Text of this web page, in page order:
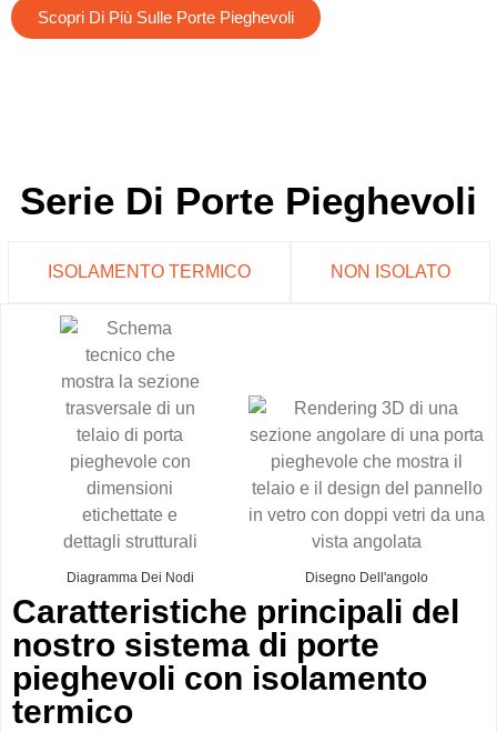
Scopri Di Più Sulle Porte Pieghevoli
Serie Di Porte Pieghevoli
ISOLAMENTO TERMICO NON ISOLATO
Diagramma Dei Nodi Disegno Dell'angolo
Caratteristiche principali del
nostro sistema di porte
pieghevoli con isolamento
termico